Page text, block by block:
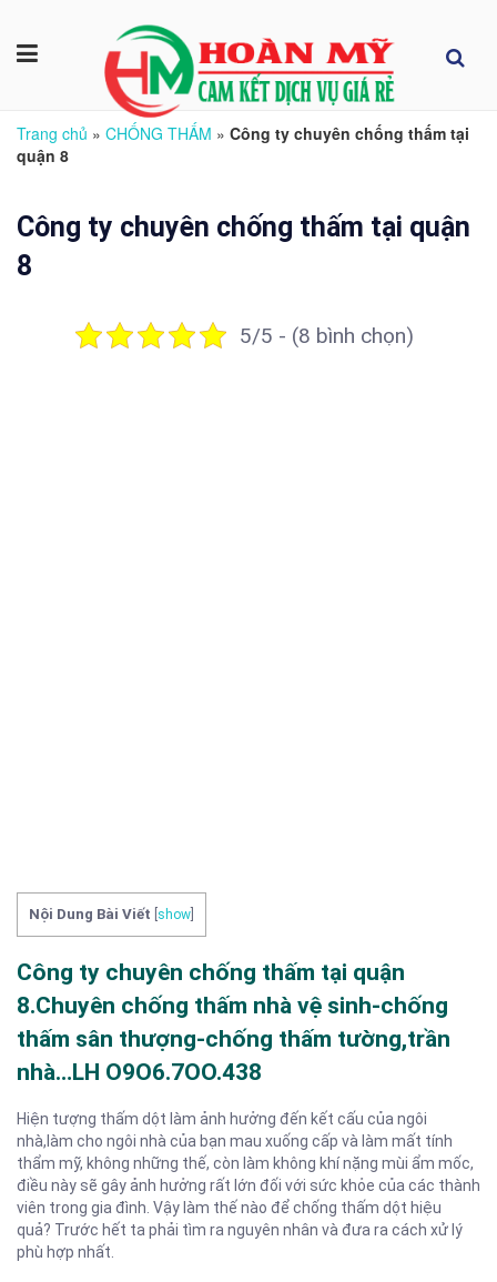
Trang chủ » CHỐNG THẤM » Công ty chuyên chống thấm tại
quận 8
Công ty chuyên chống thấm tại quận
8
5/5 - (8 bình chọn)
Nội Dung Bài Viết show
Công ty chuyên chống thấm tại quận
8.Chuyên chống thấm nhà vệ sinh-chống
thấm sân thượng-chống thấm tường,trần
nhà…LH O9O6.7OO.438
Hiện tượng thấm dột làm ảnh hưởng đến kết cấu của ngôi
nhà,làm cho ngôi nhà của bạn mau xuống cấp và làm mất tính
thẩm mỹ, không những thế, còn làm không khí nặng mùi ẩm mốc,
điều này sẽ gây ảnh hưởng rất lớn đối với sức khỏe của các thành
viên trong gia đình. Vậy làm thế nào để chống thấm dột hiệu
quả? Trước hết ta phải tìm ra nguyên nhân và đưa ra cách xử lý
phù hợp nhất.